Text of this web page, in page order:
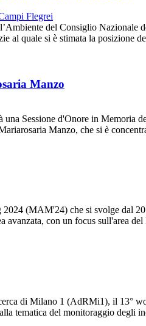
del Consiglio
al quale si è stimata la posizione
Manzo
Sessione d'Onore in Memoria
Manzo, che si è
(MAM'24) che si svolge dal
avanzata, con un focus sull'area
di Milano 1 (AdRMi1), il 13°
tematica del monitoraggio degli